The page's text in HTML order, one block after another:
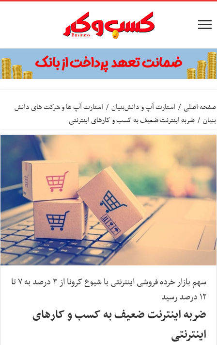
صفحه اصلی / استارت آپ‌ و دانش‌بنیان‌ / استارت آپ ها و شرکت های دانش
بنیان / ضربه اینترنت ضعیف به کسب و کارهای اینترنتی
سهم بازار خرده فروشی اینترنتی با شیوع کرونا از ۳ درصد به ۷ تا
۱۲ درصد رسید
ضربه اینترنت ضعیف به کسب و کارهای
اینترنتی